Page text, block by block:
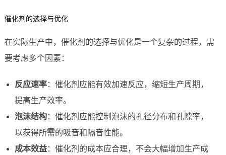
催化剂的选择与优化
在实际生产中，催化剂的选择与优化是一个复杂的过程，需
要考虑多个因素：
反应速率：催化剂应能有效加速反应，缩短生产周期，
提高生产效率。
泡沫结构：催化剂应能控制泡沫的孔径分布和孔隙率，
以获得所需的吸音和隔音性能。
成本效益：催化剂的成本应合理，不会大幅增加生产成